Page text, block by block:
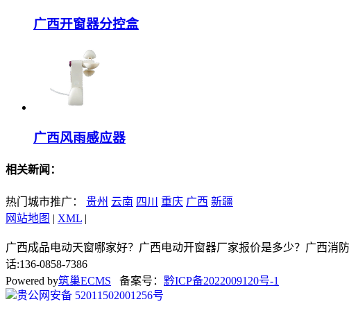
广西开窗器分控盒
广西风雨感应器
相关新闻：
热门城市推广： 贵州 云南 四川 重庆 广西 新疆
网站地图 | XML |
广西成品电动天窗哪家好？广西电动开窗器厂家报价是多少？广西消
话:136-0858-7386
Powered by筑巢ECMS 备案号： 黔ICP备2022009120号-1
贵公网安备 52011502001256号